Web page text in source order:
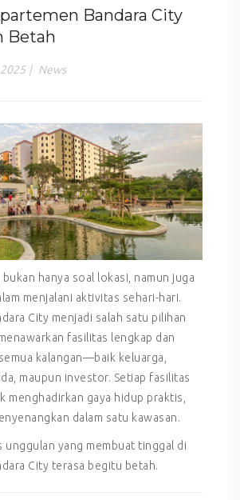
Bandara City
Betah
| News
hanya soal lokasi, namun juga
menjalani aktivitas sehari-hari.
City menjadi salah satu pilihan
fasilitas lengkap dan
kalangan—baik keluarga,
maupun investor. Setiap fasilitas
menghadirkan gaya hidup praktis,
dalam satu kawasan.
unggulan yang membuat tinggal di
City terasa begitu betah.